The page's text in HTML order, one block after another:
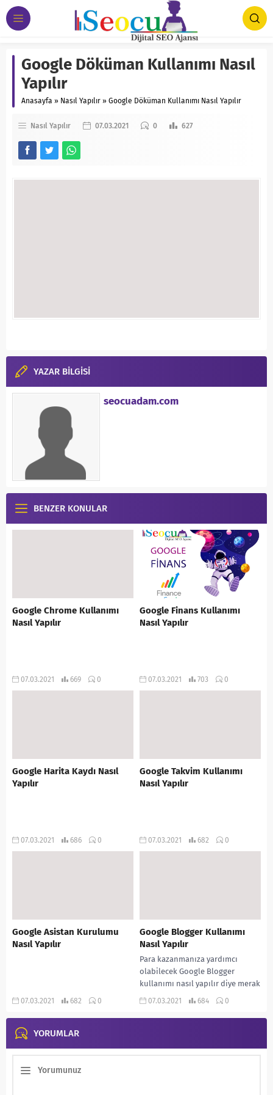
Google Döküman Kullanımı Nasıl
Yapılır
Anasayfa » Nasıl Yapılır » Google Döküman Kullanımı Nasıl Yapılır
Nasıl Yapılır 07.03.2021 0 627
YAZAR BİLGİSİ
seocuadam.com
BENZER KONULAR
Google Chrome Kullanımı
Nasıl Yapılır
07.03.2021 669 0
Google Finans Kullanımı
Nasıl Yapılır
07.03.2021 703 0
Google Harita Kaydı Nasıl
Yapılır
07.03.2021 686 0
Google Takvim Kullanımı
Nasıl Yapılır
07.03.2021 682 0
Google Asistan Kurulumu
Nasıl Yapılır
07.03.2021 682 0
Google Blogger Kullanımı
Nasıl Yapılır
Para kazanmanıza yardımcı
olabilecek Google Blogger
kullanımı nasıl yapılır diye merak
ediyorsanız doğru adrestesiniz.
yaygınlaşması ile beraber
07.03.2021 684 0
YORUMLAR